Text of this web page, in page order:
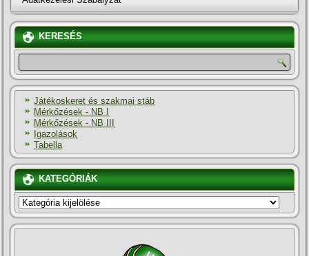
KERESÉS
Játékoskeret és szakmai stáb
Mérkőzések - NB I
Mérkőzések - NB III
Igazolások
Tabella
KATEGÓRIÁK
KATEGÓRIÁK